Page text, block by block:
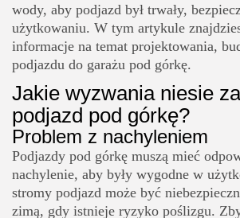
wody, aby podjazd był trwały,
użytkowaniu. W tym artykule
informacje na temat projektowania,
podjazdu do garażu pod górkę.
Jakie wyzwania niesie
podjazd pod górkę?
Problem z nachyleniem
Podjazdy pod górkę muszą mieć
nachylenie, aby były wygodne w
stromy podjazd może być
zimą, gdy istnieje ryzyko poślizgu.
Ciekawostki o podjazdach